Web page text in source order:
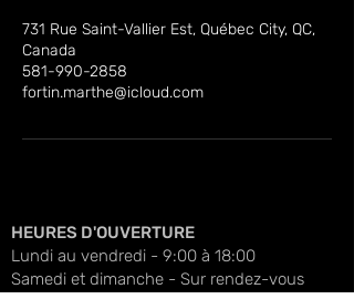
731 Rue Saint-Vallier Est, Québec City, QC,
Canada
581-990-2858
fortin.marthe@icloud.com
HEURES D'OUVERTURE
Lundi au vendredi - 9:00 à 18:00
Samedi et dimanche - Sur rendez-vous